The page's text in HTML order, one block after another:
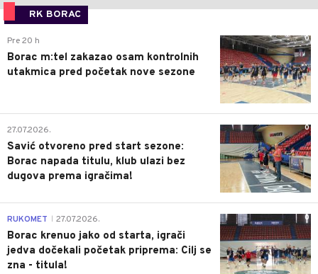
RK BORAC
0
Pre 20 h
Borac m:tel zakazao osam kontrolnih
utakmica pred početak nove sezone
0
27.07.2026.
Savić otvoreno pred start sezone:
Borac napada titulu, klub ulazi bez
dugova prema igračima!
0
RUKOMET 27.07.2026.
Borac krenuo jako od starta, igrači
jedva dočekali početak priprema: Cilj se
zna - titula!